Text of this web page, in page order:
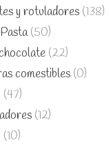
y rotuladores (138)
(50)
(22)
comestibles (0)
(47)
(12)
(10)